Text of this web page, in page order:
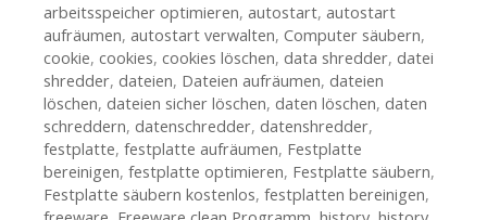
arbeitsspeicher optimieren, autostart, autostart
aufräumen, autostart verwalten, Computer säubern,
cookie, cookies, cookies löschen, data shredder, datei
shredder, dateien, Dateien aufräumen, dateien
löschen, dateien sicher löschen, daten löschen, daten
schreddern, datenschredder, datenshredder,
festplatte, festplatte aufräumen, Festplatte
bereinigen, festplatte optimieren, Festplatte säubern,
Festplatte säubern kostenlos, festplatten bereinigen,